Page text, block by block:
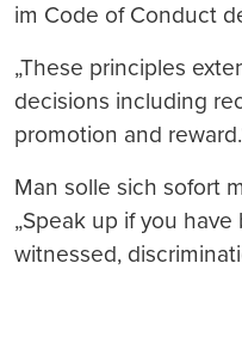
im Code of Conduct
„These principles
decisions including
promotion and
Man solle sich sofort
„Speak up if you
witnessed,